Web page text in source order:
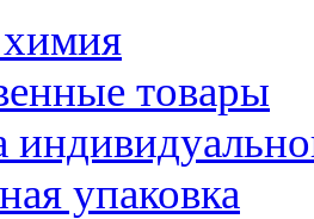
товары
упаковка